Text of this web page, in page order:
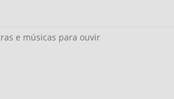
e músicas para ouvir